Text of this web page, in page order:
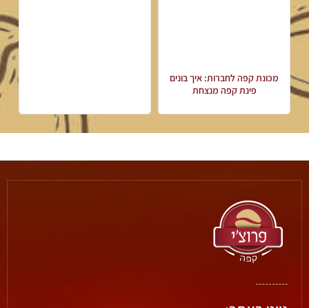
מכונת קפה לחברות: איך בונים
פינת קפה מנצחת